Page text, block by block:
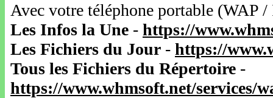
Avec votre téléphone portable
Les Infos la Une - https://
Les Fichiers du Jour - https://
Tous les Fichiers du Répertoire -
https://www.whmsoft.net/services/